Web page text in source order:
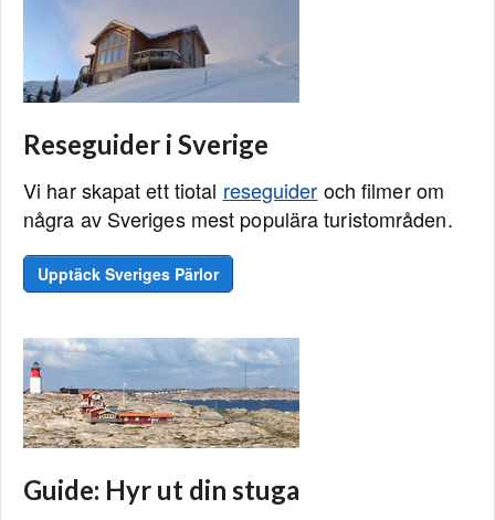
Reseguider i Sverige
Vi har skapat ett tiotal reseguider och filmer om
några av Sveriges mest populära turistområden.
Upptäck Sveriges Pärlor
Guide: Hyr ut din stuga